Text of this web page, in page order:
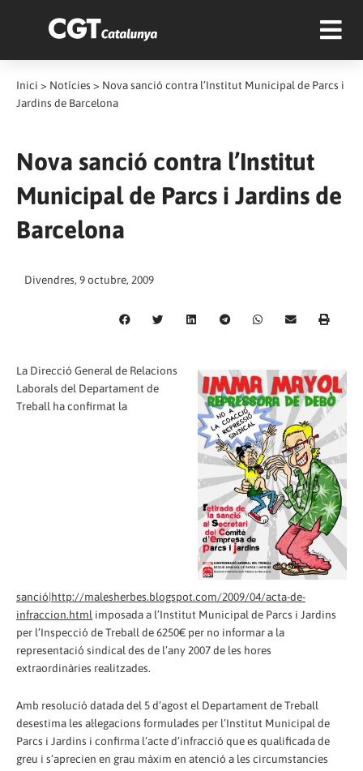
Inici > Notícies > Nova sanció contra l’Institut Municipal de Parcs i
Jardins de Barcelona
Nova sanció contra l’Institut
Municipal de Parcs i Jardins de
Barcelona
Divendres, 9 octubre, 2009
La Direcció General de Relacions
Laborals del Departament de
Treball ha confirmat la
sanció|http://malesherbes.blogspot.com/2009/04/acta-de-
infraccion.html imposada a l’Institut Municipal de Parcs i Jardins
per l’Inspecció de Treball de 6250€ per no informar a la
representació sindical des de l’any 2007 de les hores
extraordinàries realitzades.
Amb resolució datada del 5 d’agost el Departament de Treball
desestima les al·legacions formulades per l’Institut Municipal de
Parcs i Jardins i confirma l’acte d’infracció que es qualificada de
greu i s’aprecien en grau màxim en atenció a les circumstancies